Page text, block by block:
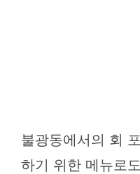
불광동에서의 회
하기 위한 메뉴로